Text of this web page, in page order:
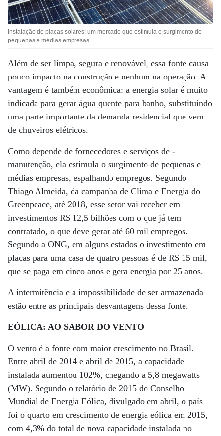
Instalação de placas solares: um mercado que estimula o surgimento de
pequenas e médias empresas
Além de ser limpa, segura e renovável, essa fonte causa
pouco impacto na construção e nenhum na operação. A
vantagem é também econômica: a energia solar é muito
indicada para gerar água quente para banho, substituindo
uma parte importante da demanda residencial que vem
de chuveiros elétricos.
Como depende de fornecedores e serviços de ­
manutenção, ela estimula o surgimento de pequenas e
médias empresas, espalhando empregos. Segundo
Thiago Almeida, da campanha de Clima e Energia do
Greenpeace, até 2018, esse setor vai receber em
investimentos R$ 12,5 bilhões com o que já tem
contratado, o que deve gerar até 60 mil empregos.
Segundo a ONG, em alguns estados o investimento em
placas para uma casa de quatro pessoas é de R$ 15 mil,
que se paga em cinco anos e gera energia por 25 anos.
A intermitência e a impossibilidade de ser armazenada
estão entre as principais desvantagens dessa fonte.
EÓLICA: AO SABOR DO VENTO
O vento é a fonte com maior crescimento no Brasil.
Entre abril de 2014 e abril de 2015, a capacidade
instalada aumentou 102%, chegando a 5,8 megawatts
(MW). Segundo o relatório de 2015 do Conselho
Mundial de Energia Eólica, divulgado em abril, o país
foi o quarto em crescimento de energia eólica em 2015,
com 4,3% do total de nova capacidade instalada no